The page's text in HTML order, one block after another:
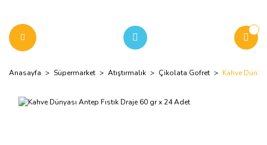
Anasayfa Süpermarket Atıştırmalık Çikolata Gofret Kahve